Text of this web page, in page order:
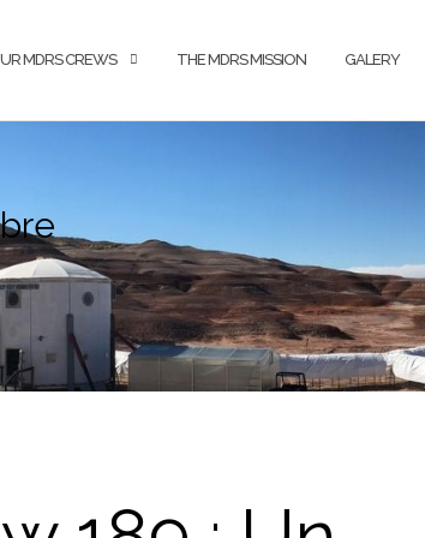
MDRS CREWS THE MDRS MISSION GALERY